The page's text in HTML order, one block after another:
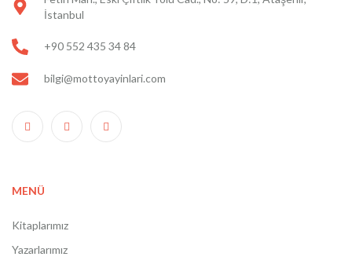
İstanbul
+90 552 435 34 84
bilgi@mottoyayinlari.com
MENÜ
Kitaplarımız
Yazarlarımız